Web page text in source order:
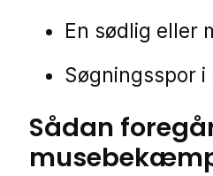
En sødlig eller
Søgningsspor
Sådan